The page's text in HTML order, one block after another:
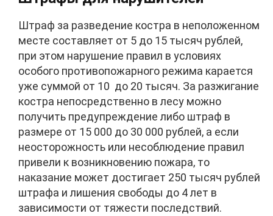
Штраф за разведение костра в неположенном
месте составляет от 5 до 15 тысяч рублей,
при этом нарушение правил в условиях
особого противопожарного режима карается
уже суммой от 10 до 20 тысяч. За разжигание
костра непосредственно в лесу можно
получить предупреждение либо штраф в
размере от 15 000 до 30 000 рублей, а если
неосторожность или несоблюдение правил
привели к возникновению пожара, то
наказание может достигает 250 тысяч рублей
штрафа и лишения свободы до 4 лет в
зависимости от тяжести последствий.